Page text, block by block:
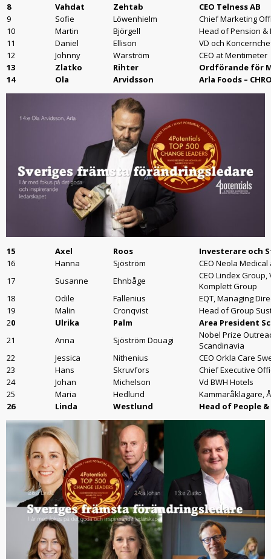
8 Vahdat Zehtab
CEO Telness AB
9
Sofie Löwenhielm
Chief Marketing
10
Martin Björgell
Head of Pension
11
Daniel Ellison
VD och
12
Johnny Warström
CEO at Mentimeter
13
Zlatko Rihter
Ordförande för
14
Ola Arvidsson Arla Foods –
15 Axel Roos
Investerare och
16
Hanna Sjöström
CEO Neola
17
Susanne Ehnbåge
CEO Lindex
Komplett Group
18
Odile Fallenius
EQT, Managing
19
Malin Cronqvist
Head of Group
20 Ulrika Palm
Area President
21
Anna Sjöström Douagi
Nobel Prize
Scandinavia
22
Jessica Nithenius
CEO Orkla Care
23
Hans Skruvfors
Chief Executive
24
Johan Michelson
Vd BWH Hotels
25
Maria Hedlund
Kammaråklagare,
26
Linda Westlund Head of People